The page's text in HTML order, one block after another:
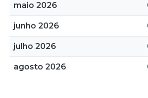
maio 2026
junho 2026
julho 2026
agosto 2026